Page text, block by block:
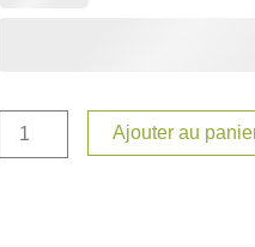
Ajouter au